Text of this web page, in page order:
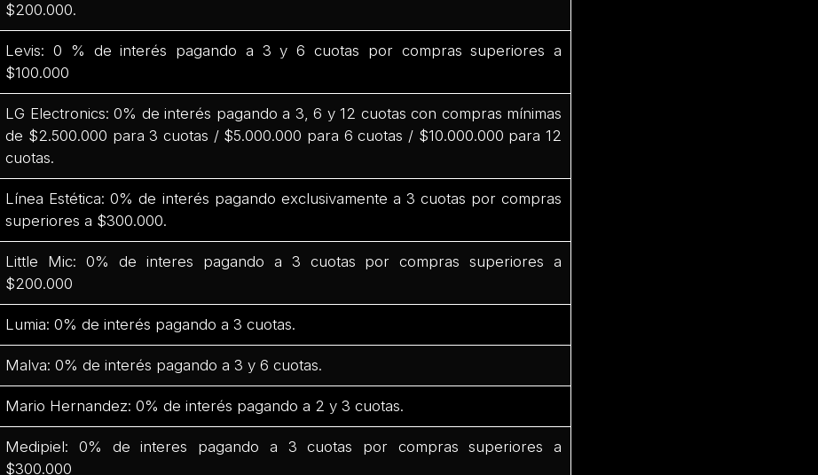
$200.000.
Levis: 0 % de interés pagando a 3 y 6 cuotas por compras superiores a
$100.000
LG Electronics: 0% de interés pagando a 3, 6 y 12 cuotas con compras mínimas
de $2.500.000 para 3 cuotas / $5.000.000 para 6 cuotas / $10.000.000 para 12
cuotas.
Línea Estética: 0% de interés pagando exclusivamente a 3 cuotas por compras
superiores a $300.000.
Little Mic: 0% de interes pagando a 3 cuotas por compras superiores a
$200.000
Lumia: 0% de interés pagando a 3 cuotas.
Malva: 0% de interés pagando a 3 y 6 cuotas.
Mario Hernandez: 0% de interés pagando a 2 y 3 cuotas.
Medipiel: 0% de interes pagando a 3 cuotas por compras superiores a
$300.000